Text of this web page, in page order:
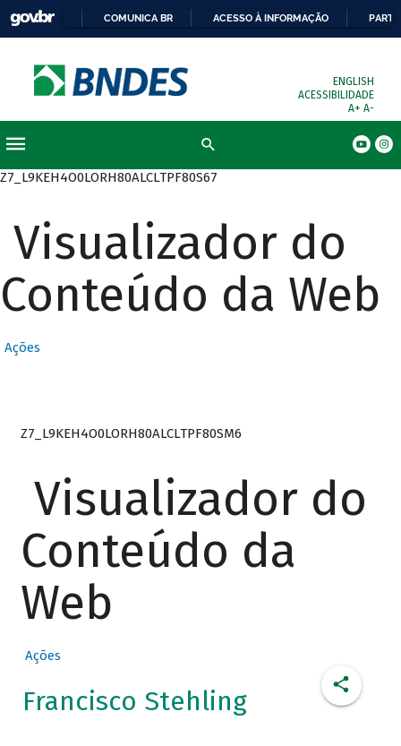
COMUNICA BR ACESSO À INFORMAÇÃO
ENGLISH
ACESSIBILIDADE
A+ A-
Z7_L9KEH4O0LORH80ALCLTPF80S67
Visualizador do
Conteúdo da Web
Ações
Z7_L9KEH4O0LORH80ALCLTPF80SM6
Visualizador do
Conteúdo da
Web
Ações
Francisco Stehling